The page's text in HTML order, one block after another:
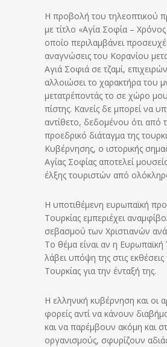
Η προβολή του τηλεοπτικού
με τίτλο «Αγία Σοφία –
οποίο περιλαμβάνει
αναγνώσεις του Κορανίου
Αγιά Σοφιά σε τζαμί,
αλλοιώσει το χαρακτήρα του
μετατρέποντάς το σε χώρο
πίστης. Κανείς δε μπορεί να
αντίθετο, δεδομένου ότι από
προεδρικό διάταγμα της
Κυβέρνησης, ο ιστορικής
Αγίας Σοφίας αποτελεί
έλξης τουριστών από
Η υποτιθέμενη ευρωπαϊκή
Τουρκίας εμπεριέχει
σεβασμού των Χριστιανών
Το θέμα είναι αν η
λάβει υπόψη της στις
Τουρκίας για την ένταξή της.
Η ελληνική κυβέρνηση και οι
φορείς αντί να κάνουν
και να παρέμβουν ακόμη και
οργανισμούς, σφυρίζουν